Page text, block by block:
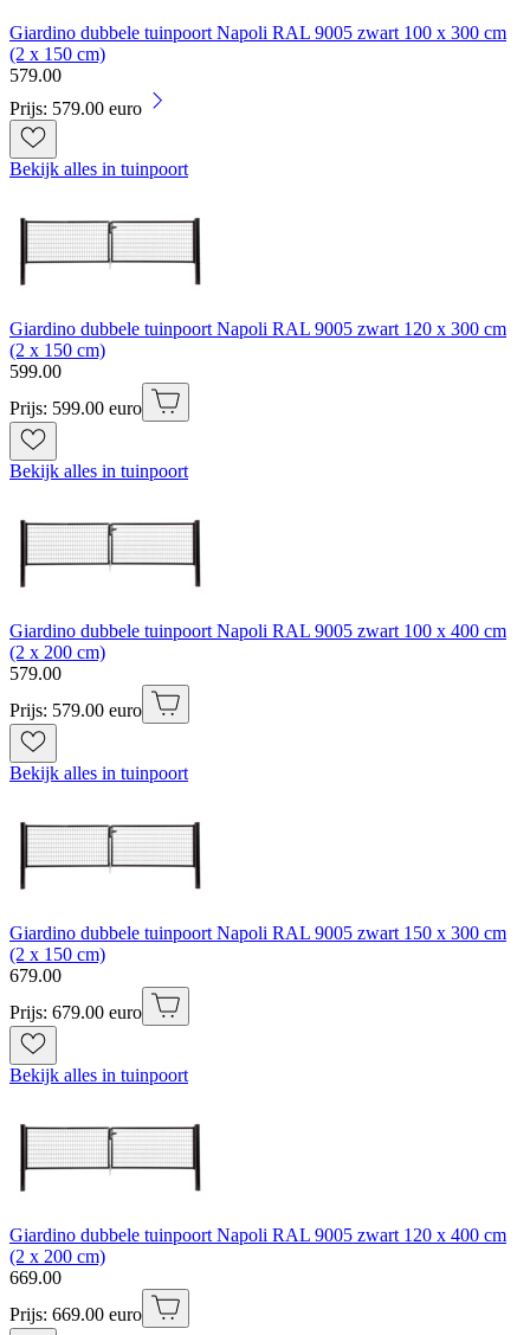
Giardino dubbele tuinpoort Napoli RAL 9005 zwart 100 x 300 cm
(2 x 150 cm)
579.00
Prijs: 579.00 euro
Bekijk alles in tuinpoort
Giardino dubbele tuinpoort Napoli RAL 9005 zwart 120 x 300 cm
(2 x 150 cm)
599.00
Prijs: 599.00 euro
Bekijk alles in tuinpoort
Giardino dubbele tuinpoort Napoli RAL 9005 zwart 100 x 400 cm
(2 x 200 cm)
579.00
Prijs: 579.00 euro
Bekijk alles in tuinpoort
Giardino dubbele tuinpoort Napoli RAL 9005 zwart 150 x 300 cm
(2 x 150 cm)
679.00
Prijs: 679.00 euro
Bekijk alles in tuinpoort
Giardino dubbele tuinpoort Napoli RAL 9005 zwart 120 x 400 cm
(2 x 200 cm)
669.00
Prijs: 669.00 euro